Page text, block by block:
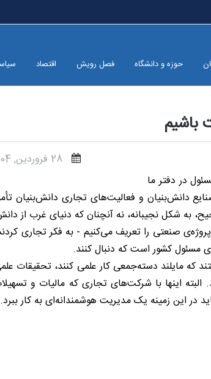
حوزه و دانشگاه فصل رویش اقتصاد
باشیم
28 فروردين, 1404 - 15:34
در دفتر ما
از درآمد کشور را از راه صنایع دانش‌بنیان و فعالیت‌های تجاری
شکل نجیبانه، نه آنچنان که دنیای غرب از
صنعتی را تعریف می‌کنیم - به فکر تجاری
مسئول کشور است که دنبال کنند.
مایلند دسته‌جمعی کار علمی کنند، تحقیقات
اینها با شرکت‌های تجاری که مالیات و
در این زمینه یک مدیریت هوشمندانه‌ای به کار ببرد.